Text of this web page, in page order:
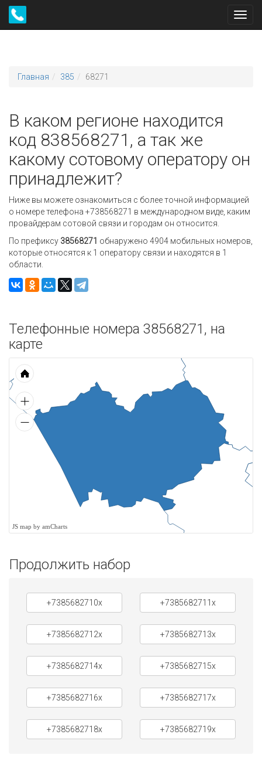
Главная 385 68271
В каком регионе находится
код 838568271, а так же
какому сотовому оператору он
принадлежит?
Ниже вы можете ознакомиться с более точной информацией
о номере телефона +738568271 в международном виде, каким
провайдерам сотовой связи и городам он относится.
По префиксу 38568271 обнаружено 4904 мобильных номеров,
которые относятся к 1 оператору связи и находятся в 1
области.
Телефонные номера 38568271, на
карте
JS map by amCharts
Продолжить набор
+7385682710x +7385682711x
+7385682712x +7385682713x
+7385682714x +7385682715x
+7385682716x +7385682717x
+7385682718x +7385682719x